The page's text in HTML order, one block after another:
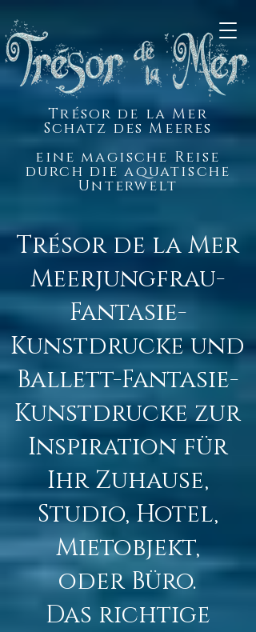
Trésor de la Mer
Schatz des Meeres
eine magische Reise
durch die aquatische
Unterwelt
Trésor de la Mer
Meerjungfrau-
Fantasie-
Kunstdrucke und
Ballett-Fantasie-
Kunstdrucke zur
Inspiration für
Ihr Zuhause,
Studio, Hotel,
Mietobjekt,
oder Büro.
Das richtige